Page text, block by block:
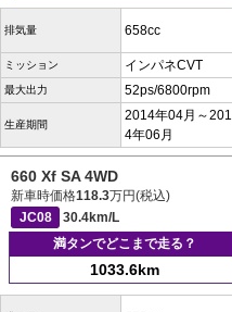
排気量 658cc
ミッション インパネCVT
最大出力 52ps/6800rpm
生産期間
2014年04月～201
4年06月
660 Xf SA 4WD
新車時価格118.3万円(税込)
JC08
30.4km/L
満タンでどこまで走る？
1033.6km